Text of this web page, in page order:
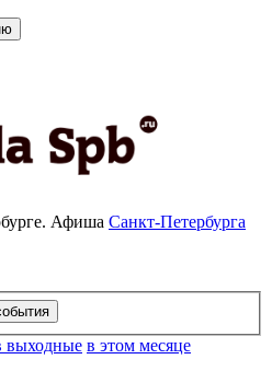
Афиша Санкт-Петербурга
выходные в этом месяце